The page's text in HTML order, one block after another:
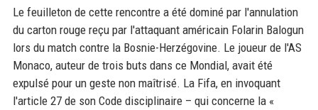
Le feuilleton de cette rencontre a été dominé par l'annulation
du carton rouge reçu par l'attaquant américain Folarin Balogun
lors du match contre la Bosnie-Herzégovine. Le joueur de l'AS
Monaco, auteur de trois buts dans ce Mondial, avait été
expulsé pour un geste non maîtrisé. La Fifa, en invoquant
l'article 27 de son Code disciplinaire – qui concerne la «